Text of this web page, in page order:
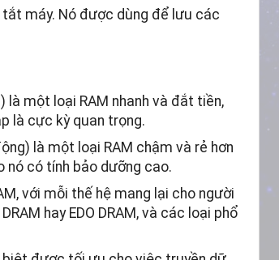
tắt máy. Nó được dùng để lưu các
một loại RAM nhanh và đắt tiền,
là cực kỳ quan trọng.
là một loại RAM chậm và rẻ hơn
nó có tính bảo dưỡng cao.
với mỗi thế hệ mang lại cho người
hay EDO DRAM, và các loại phổ